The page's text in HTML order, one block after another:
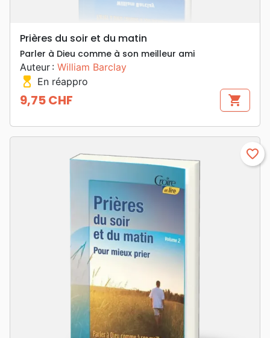
Prières du soir et du matin
Parler à Dieu comme à son meilleur ami
Auteur : William Barclay
hourglass_top En réappro
Prix
9,75 CHF shopping_cart
favorite_border